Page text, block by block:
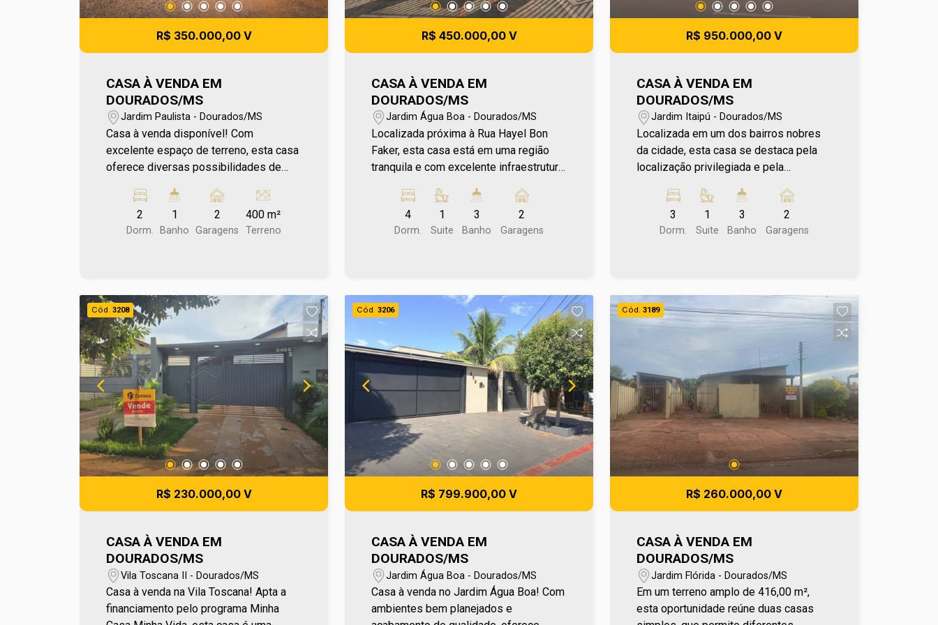
R$ 350.000,00 V
CASA À VENDA EM
DOURADOS/MS
Jardim Paulista - Dourados/MS
Casa à venda disponível! Com
excelente espaço de terreno, esta casa
oferece diversas possibilidades de
moradia quanto para instalação de
clínicas, consultórios ou outras
atividades profissionais. Apta a
da cidade. Localizada em bairro
próximo ao centro e ao Shopping de
Dourados, proporciona fácil acesso,
praticidade e conveniência no dia a dia.
Para mais informações entre em
contato e agende sua visita no número
(67) 2108-2121 ou fale diretamente
com nosso Plantão de Vendas pelo
número 67 99255-6175.
2
Dorm.
1
Banho
2
Garagens
400 m²
Terreno
R$ 450.000,00 V
CASA À VENDA EM
DOURADOS/MS
Jardim Água Boa - Dourados/MS
Localizada próxima à Rua Hayel Bon
Faker, esta casa está em uma região
tranquila e com excelente infraestrutura,
qualidade de vida no dia a dia. A
localização oferece fácil acesso a
escola, supermercados, farmácia e
em um bairro tradicional e bem
localizado, com tudo o que você
precisa por perto. Para mais
informações entre em contato e agende
sua visita no número (67) 2108-2121 ou
fale diretamente com nosso Plantão de
Vendas pelo número 67 99255-6175.
4
Dorm.
1
Suite
3
Banho
2
Garagens
R$ 950.000,00 V
CASA À VENDA EM
DOURADOS/MS
Jardim Itaipú - Dourados/MS
Localizada em um dos bairros nobres
da cidade, esta casa se destaca pela
localização privilegiada e pela
moradia quanto para fins comerciais,
atende perfeitamente quem busca um
espaço estratégico para clínicas,
oferece fácil acesso e excelente
visibilidade, em uma região valorizada
informações entre em contato e agende
sua visita no número (67) 2108-2121 ou
fale diretamente com nosso Plantão de
Vendas pelo número 67 99255-6175.
3
Dorm.
1
Suite
3
Banho
2
Garagens
Cód. 3208
R$ 230.000,00 V
CASA À VENDA EM
DOURADOS/MS
Vila Toscana II - Dourados/MS
Casa à venda na Vila Toscana! Apta a
financiamento pelo programa Minha
Cód. 3206
R$ 799.900,00 V
CASA À VENDA EM
DOURADOS/MS
Jardim Água Boa - Dourados/MS
Casa à venda no Jardim Água Boa! Com
ambientes bem planejados e
Cód. 3189
R$ 260.000,00 V
CASA À VENDA EM
DOURADOS/MS
Jardim Flórida - Dourados/MS
Em um terreno amplo de 416,00 m²,
esta oportunidade reúne duas casas